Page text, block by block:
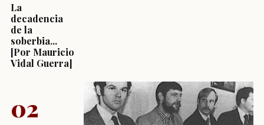
La
decadencia
de la
soberbia...
[Por Mauricio
Vidal Guerra]
02